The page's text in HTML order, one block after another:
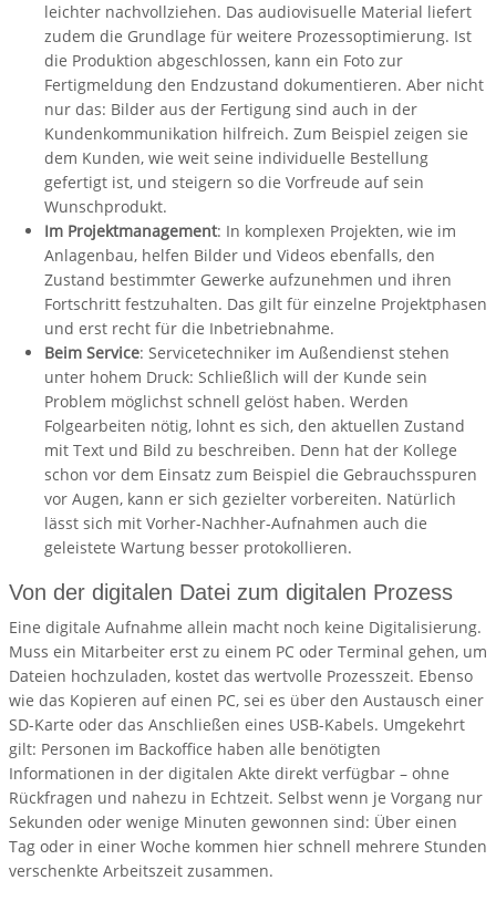
leichter nachvollziehen. Das audiovisuelle Material liefert
zudem die Grundlage für weitere Prozessoptimierung. Ist
die Produktion abgeschlossen, kann ein Foto zur
Fertigmeldung den Endzustand dokumentieren. Aber nicht
nur das: Bilder aus der Fertigung sind auch in der
Kundenkommunikation hilfreich. Zum Beispiel zeigen sie
dem Kunden, wie weit seine individuelle Bestellung
gefertigt ist, und steigern so die Vorfreude auf sein
Wunschprodukt.
Im Projektmanagement: In komplexen Projekten, wie im
Anlagenbau, helfen Bilder und Videos ebenfalls, den
Zustand bestimmter Gewerke aufzunehmen und ihren
Fortschritt festzuhalten. Das gilt für einzelne Projektphasen
und erst recht für die Inbetriebnahme.
Beim Service: Servicetechniker im Außendienst stehen
unter hohem Druck: Schließlich will der Kunde sein
Problem möglichst schnell gelöst haben. Werden
Folgearbeiten nötig, lohnt es sich, den aktuellen Zustand
mit Text und Bild zu beschreiben. Denn hat der Kollege
schon vor dem Einsatz zum Beispiel die Gebrauchsspuren
vor Augen, kann er sich gezielter vorbereiten. Natürlich
lässt sich mit Vorher-Nachher-Aufnahmen auch die
geleistete Wartung besser protokollieren.
Von der digitalen Datei zum digitalen Prozess
Eine digitale Aufnahme allein macht noch keine Digitalisierung.
Muss ein Mitarbeiter erst zu einem PC oder Terminal gehen, um
Dateien hochzuladen, kostet das wertvolle Prozesszeit. Ebenso
wie das Kopieren auf einen PC, sei es über den Austausch einer
SD-Karte oder das Anschließen eines USB-Kabels. Umgekehrt
gilt: Personen im Backoffice haben alle benötigten
Informationen in der digitalen Akte direkt verfügbar – ohne
Rückfragen und nahezu in Echtzeit. Selbst wenn je Vorgang nur
Sekunden oder wenige Minuten gewonnen sind: Über einen
Tag oder in einer Woche kommen hier schnell mehrere Stunden
verschenkte Arbeitszeit zusammen.